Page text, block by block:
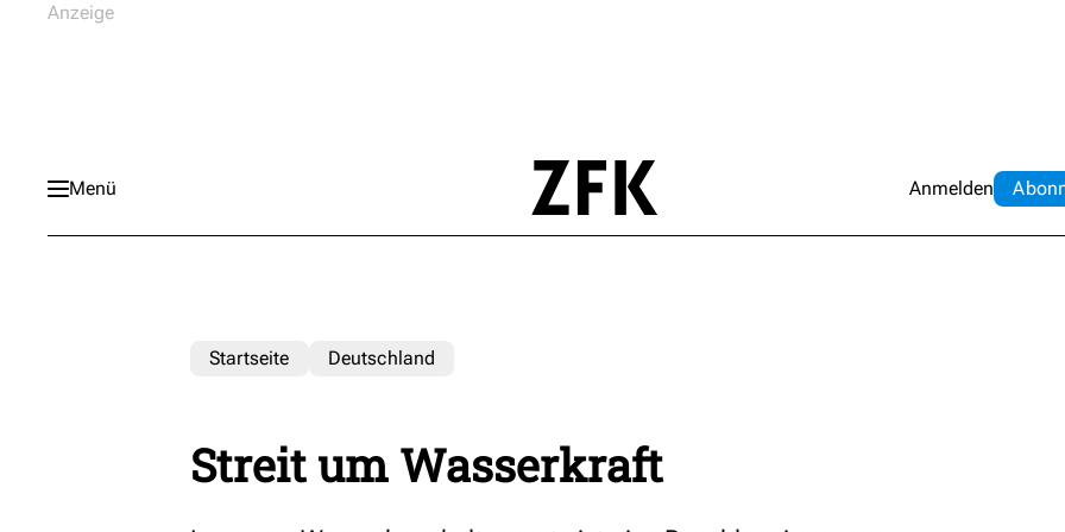
Menü Anmelden Abo
Startseite Deutschland
Streit um Wasserkraft